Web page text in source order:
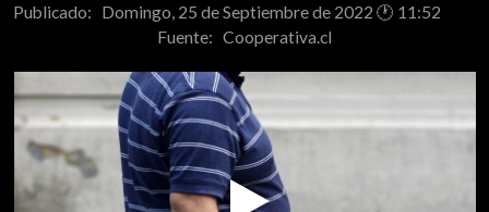
Publicado: Domingo, 25 de Septiembre de 2022 🕐 11:52
Fuente: Cooperativa.cl